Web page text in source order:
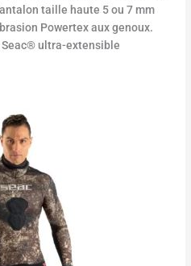
taille haute 5 ou 7 mm
Powertex aux genoux.
ultra-extensible